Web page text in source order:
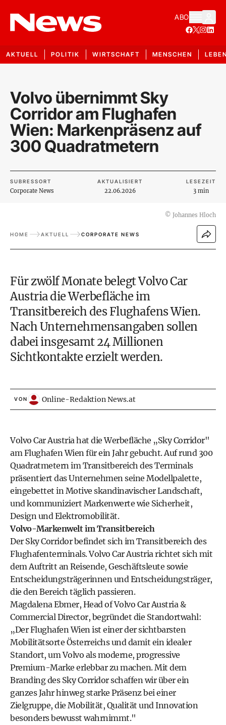
ABO
AKTUELL POLITIK WIRTSCHAFT MENSCHEN
Volvo übernimmt Sky
Corridor am Flughafen
Wien: Markenpräsenz auf
300 Quadratmetern
SUBRESSORT
Corporate News
AKTUALISIERT
22.06.2026
LESEZEIT
3 min
© Johannes Hloch
HOME AKTUELL CORPORATE NEWS
Für zwölf Monate belegt Volvo Car
Austria die Werbefläche im
Transitbereich des Flughafens Wien.
Nach Unternehmensangaben sollen
dabei insgesamt 24 Millionen
Sichtkontakte erzielt werden.
VON Online-Redaktion News.at
Volvo Car Austria hat die Werbefläche „Sky Corridor"
am Flughafen Wien für ein Jahr gebucht. Auf rund 300
Quadratmetern im Transitbereich des Terminals
präsentiert das Unternehmen seine Modellpalette,
eingebettet in Motive skandinavischer Landschaft,
und kommuniziert Markenwerte wie Sicherheit,
Design und Elektromobilität.
Volvo-Markenwelt im Transitbereich
Der Sky Corridor befindet sich im Transitbereich des
Flughafenterminals. Volvo Car Austria richtet sich mit
dem Auftritt an Reisende, Geschäftsleute sowie
Entscheidungsträgerinnen und Entscheidungsträger,
die den Bereich täglich passieren.
Magdalena Ebmer, Head of Volvo Car Austria &
Commercial Director, begründet die Standortwahl:
„Der Flughafen Wien ist einer der sichtbarsten
Mobilitätsorte Österreichs und damit ein idealer
Standort, um Volvo als moderne, progressive
Premium-Marke erlebbar zu machen. Mit dem
Branding des Sky Corridor schaffen wir über ein
ganzes Jahr hinweg starke Präsenz bei einer
Zielgruppe, die Mobilität, Qualität und Innovation
besonders bewusst wahrnimmt."